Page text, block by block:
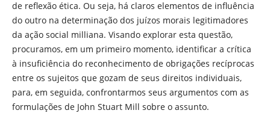
de reflexão ética. Ou seja, há claros elementos de influência
do outro na determinação dos juízos morais legitimadores
da ação social milliana. Visando explorar esta questão,
procuramos, em um primeiro momento, identificar a crítica
à insuficiência do reconhecimento de obrigações recíprocas
entre os sujeitos que gozam de seus direitos individuais,
para, em seguida, confrontarmos seus argumentos com as
formulações de John Stuart Mill sobre o assunto.